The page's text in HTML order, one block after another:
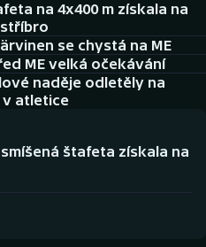
na 4x400 m získala na
stříbro
se chystá na ME
ME velká očekávání
naděje odletěly na
v atletice
štafeta získala na